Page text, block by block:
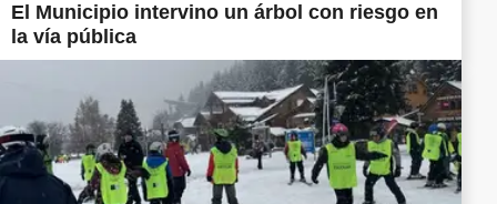
El Municipio intervino un árbol con riesgo en
la vía pública